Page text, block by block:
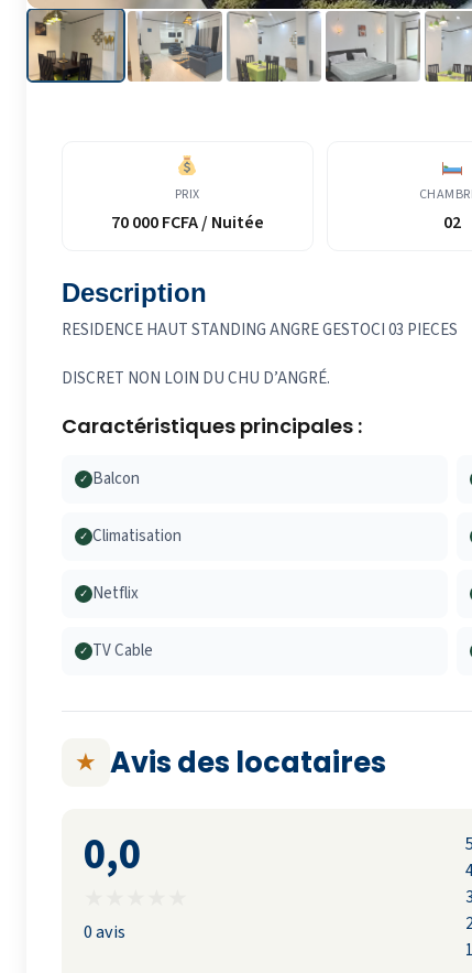
PRIX
70 000 FCFA / Nuitée 02
Description
RESIDENCE HAUT STANDING ANGRE GESTOCI 03 PIECES
DISCRET NON LOIN DU CHU D’ANGRÉ.
Caractéristiques principales :
✓ Balcon
✓ Climatisation
✓ Netflix
✓ TV Cable
★ Avis des locataires
0,0
0 avis